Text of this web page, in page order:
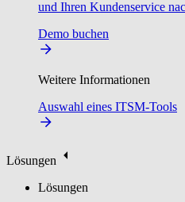
und Ihren Kundenservice
Demo buchen
Weitere Informationen
Auswahl eines ITSM-Tools
Lösungen
Lösungen